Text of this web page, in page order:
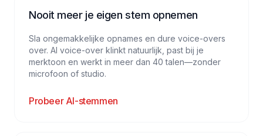
Nooit meer je eigen stem opnemen
Sla ongemakkelijke opnames en dure voice-overs
over. AI voice-over klinkt natuurlijk, past bij je
merktoon en werkt in meer dan 40 talen—zonder
microfoon of studio.
Probeer AI-stemmen